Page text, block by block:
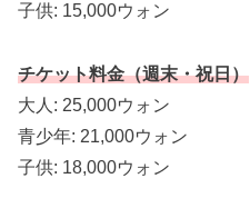
子供: 15,000ウォン
チケット料金（週末・祝日）
大人: 25,000ウォン
青少年: 21,000ウォン
子供: 18,000ウォン